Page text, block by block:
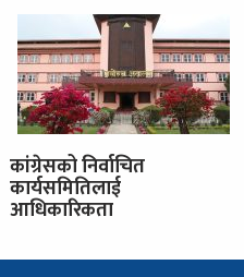
कांग्रेसको निर्वाचित
कार्यसमितिलाई
आधिकारिकता